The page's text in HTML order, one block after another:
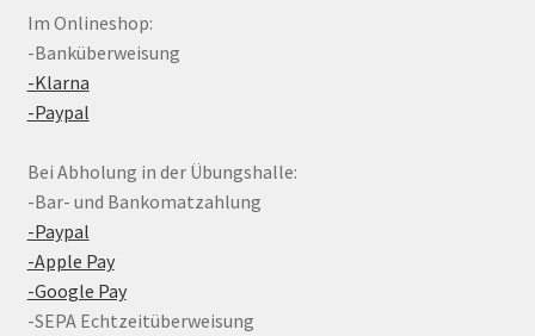
Im Onlineshop:
-Banküberweisung
-Klarna
-Paypal
Bei Abholung in der Übungshalle:
-Bar- und Bankomatzahlung
-Paypal
-Apple Pay
-Google Pay
-SEPA Echtzeitüberweisung